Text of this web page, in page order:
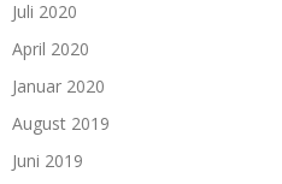
Juli 2020
April 2020
Januar 2020
August 2019
Juni 2019